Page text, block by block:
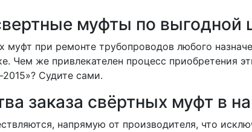
муфты по выгодной
муфт при ремонте трубопроводов любого
Чем же привлекателен процесс приобретения
Судите сами.
заказа свёртных муфт в
напрямую от производителя, что